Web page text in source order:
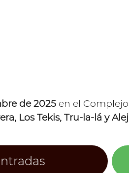
de 2025 en el
Los Tekis, Tru-la-lá y